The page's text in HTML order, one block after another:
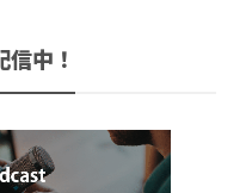
中！